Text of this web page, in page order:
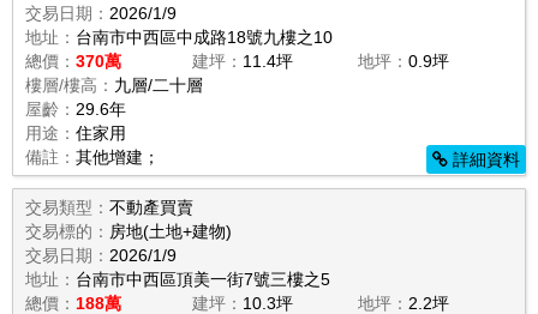
交易日期： 2026/1/9
地址： 台南市中西區中成路18號九樓之10
總價： 370萬 建坪： 11.4坪 地坪：0.9坪
樓層/樓高： 九層/二十層
屋齡： 29.6年
用途： 住家用
備註： 其他增建； 詳細資料
交易類型： 不動產買賣
交易標的： 房地(土地+建物)
交易日期： 2026/1/9
地址： 台南市中西區頂美一街7號三樓之5
總價： 188萬 建坪： 10.3坪 地坪： 2.2坪